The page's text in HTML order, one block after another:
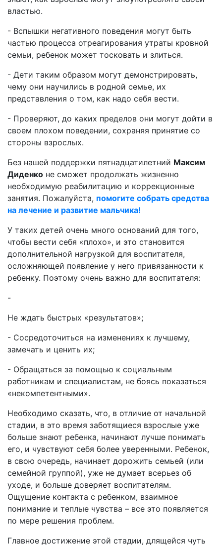
властью.
- Вспышки негативного поведения могут быть
частью процесса отреагирования утраты кровной
семьи, ребенок может тосковать и злиться.
- Дети таким образом могут демонстрировать,
чему они научились в родной семье, их
представления о том, как надо себя вести.
- Проверяют, до каких пределов они могут дойти в
своем плохом поведении, сохраняя принятие со
стороны взрослых.
Без нашей поддержки пятнадцатилетний Максим
Диденко не сможет продолжать жизненно
необходимую реабилитацию и коррекционные
занятия. Пожалуйста, помогите собрать средства
на лечение и развитие мальчика!
У таких детей очень много оснований для того,
чтобы вести себя «плохо», и это становится
дополнительной нагрузкой для воспитателя,
осложняющей появление у него привязанности к
ребенку. Поэтому очень важно для воспитателя:
-
Не ждать быстрых «результатов»;
- Сосредоточиться на изменениях к лучшему,
замечать и ценить их;
- Обращаться за помощью к социальным
работникам и специалистам, не боясь показаться
«некомпетентными».
Необходимо сказать, что, в отличие от начальной
стадии, в это время заботящиеся взрослые уже
больше знают ребенка, начинают лучше понимать
его, и чувствуют себя более уверенными. Ребенок,
в свою очередь, начинает дорожить семьей (или
семейной группой), уже не думает всерьез об
уходе, и больше доверяет воспитателям.
Ощущение контакта с ребенком, взаимное
понимание и теплые чувства – все это появляется
по мере решения проблем.
Главное достижение этой стадии, длящейся чуть